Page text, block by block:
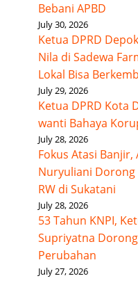
Bebani APBD
July 30, 2026
Ketua DPRD
Nila di Sadewa
Lokal Bisa
July 29, 2026
Ketua DPRD Kota
wanti Bahaya
July 28, 2026
Fokus Atasi Banjir,
Nuryuliani Dorong
RW di Sukatani
July 28, 2026
53 Tahun KNPI,
Supriyatna
Perubahan
July 27, 2026